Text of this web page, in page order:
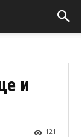
и
121